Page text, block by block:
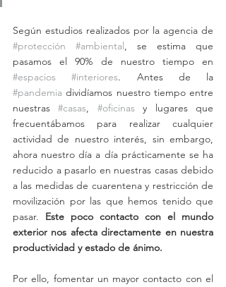
#protección
#ambiental , se estima que
#espacios
#interiores
#pandemia dividíamos nuestro tiempo entre
nuestras #casas, #oficinas y lugares que
frecuentábamos para realizar cualquier
actividad de nuestro interés, sin embargo,
ahora nuestro día a día prácticamente se ha
reducido a pasarlo en nuestras casas debido
a las medidas de cuarentena y restricción de
movilización por las que hemos tenido que
pasar. Este poco contacto con el mundo
exterior nos afecta directamente en nuestra
productividad y estado de ánimo.
Por ello, fomentar un mayor contacto con el